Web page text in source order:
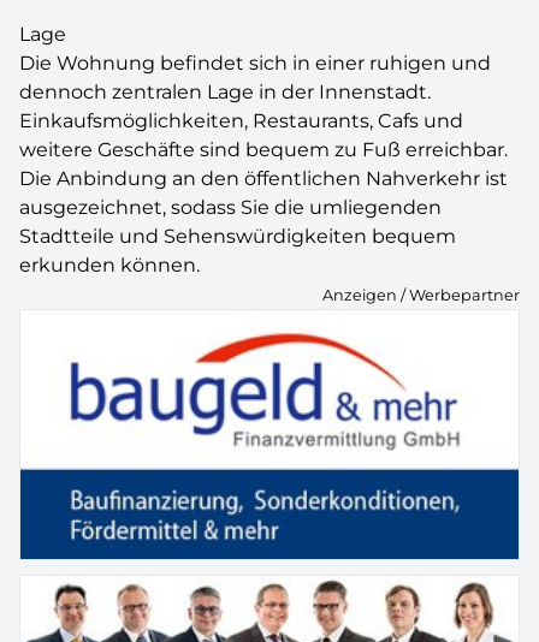
Lage
Die Wohnung befindet sich in einer ruhigen und
dennoch zentralen Lage in der Innenstadt.
Einkaufsmöglichkeiten, Restaurants, Cafs und
weitere Geschäfte sind bequem zu Fuß erreichbar.
Die Anbindung an den öffentlichen Nahverkehr ist
ausgezeichnet, sodass Sie die umliegenden
Stadtteile und Sehenswürdigkeiten bequem
erkunden können.
Anzeigen / Werbepartner